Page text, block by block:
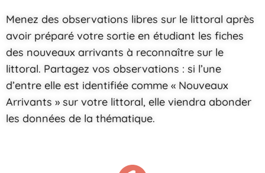
Menez des observations libres sur le littoral après
avoir préparé votre sortie en étudiant les fiches
des nouveaux arrivants à reconnaître sur le
littoral. Partagez vos observations : si l’une
d’entre elle est identifiée comme « Nouveaux
Arrivants » sur votre littoral, elle viendra abonder
les données de la thématique.